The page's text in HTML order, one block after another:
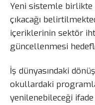
Yeni sistemle birlikte
çıkacağı
içeriklerinin sektör
güncellenmesi
İş dünyasındaki
okullardaki
yenilenebileceği